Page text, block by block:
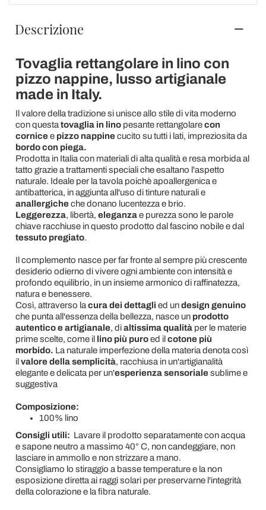
Descrizione
Tovaglia rettangolare in lino con
pizzo nappine, lusso artigianale
made in Italy.
Il valore della tradizione si unisce allo stile di vita moderno
con questa tovaglia in linopesante rettangolarecon
cornicee pizzo nappinecucito su tutti i lati, impreziosita da
bordo con piega.
Prodotta in Italia con materiali di alta qualità e resa morbida al
tatto grazie a trattamenti speciali che esaltano l'aspetto
naturale. Ideale per la tavola poichè apoallergenica e
antibatterica, in aggiunta all'uso di tinture naturali e
anallergicheche donano lucentezza e brio.
Leggerezza, libertà, eleganzae purezza sono le parole
chiave racchiuse in questo prodotto dal fascino nobile e dal
tessuto pregiato.
Il complemento nasce per far fronte al sempre più crescente
desiderio odierno di vivere ogni ambiente con intensità e
profondo equilibrio, in un insieme armonico di raffinatezza,
natura e benessere.
Così, attraverso la cura dei dettagli ed undesign genuino
che punta all'essenza della bellezza, nasce un prodotto
autentico e artigianale, dialtissima qualitàper le materie
prime scelte, come il lino più puroed il cotone più
morbido. La naturale imperfezione della materia denota così
il valore della semplicità, racchiusa in un'artigianalità
elegante e delicata per un'esperienza sensorialesublime e
suggestiva
Composizione:
100% lino
Consigli utili: Lavare il prodotto separatamente con acqua
e sapone neutro a massimo 40° C, non candeggiare, non
lasciare in ammollo e non strizzare a mano.
Consigliamo lo stiraggio a basse temperature e la non
esposizione diretta ai raggi solari per preservarne l'integrità
della colorazione e la fibra naturale.